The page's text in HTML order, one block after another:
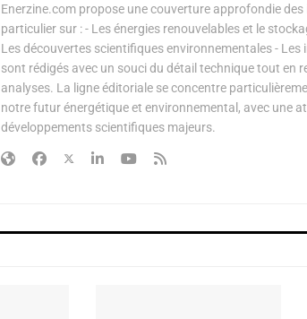
Enerzine.com propose une couverture approfondie
particulier sur : - Les énergies renouvelables et le
Les découvertes scientifiques environnementales -
sont rédigés avec un souci du détail technique tout en
analyses. La ligne éditoriale se concentre
notre futur énergétique et environnemental, avec une
développements scientifiques majeurs.